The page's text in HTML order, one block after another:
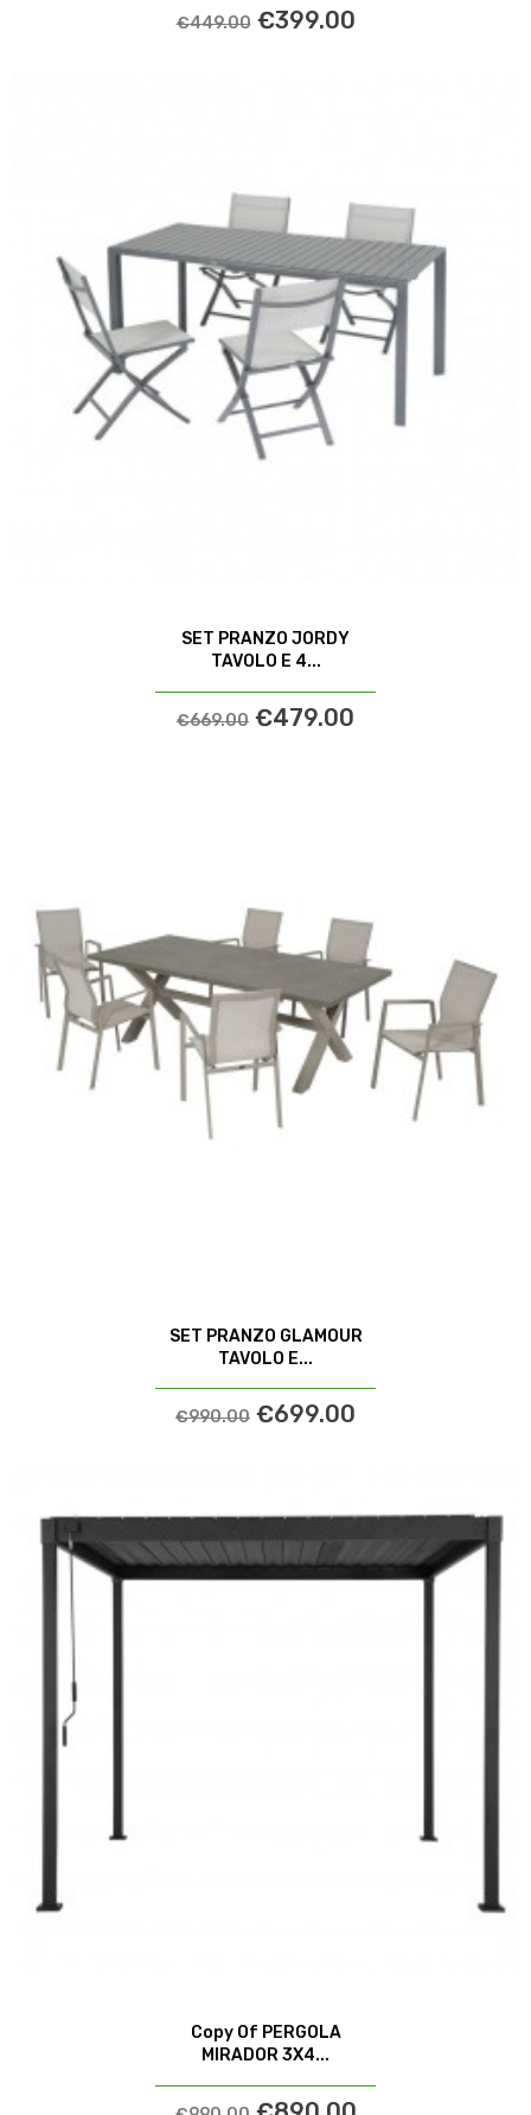
€449.00 €399.00
SET PRANZO JORDY
TAVOLO E 4...
€669.00 €479.00
SET PRANZO GLAMOUR
TAVOLO E...
€990.00 €699.00
Copy Of PERGOLA
MIRADOR 3X4...